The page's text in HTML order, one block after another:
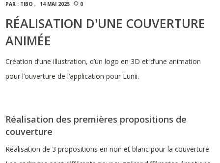
PAR : TIBO 14 MAI 2025 0
RÉALISATION D'UNE COUVERTURE
ANIMÉE
Création d’une illustration, d’un logo en 3D et d’une animation
pour l’ouverture de l’application pour Lunii.
Réalisation des premières propositions de
couverture
Réalisation de 3 propositions en noir et blanc pour la couverture.